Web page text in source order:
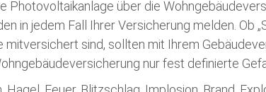
Photovoltaikanlage über die
in jedem Fall Ihrer Versicherung melden. Ob
mitversichert sind, sollten mit Ihrem
nur fest definierte